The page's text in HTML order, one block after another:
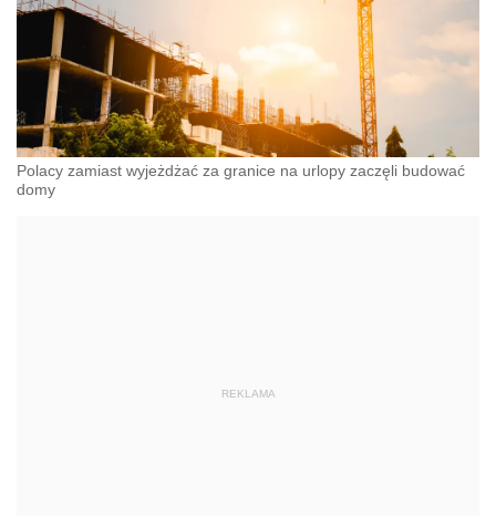
Polacy zamiast wyjeżdżać za granice na urlopy zaczęli budować
domy